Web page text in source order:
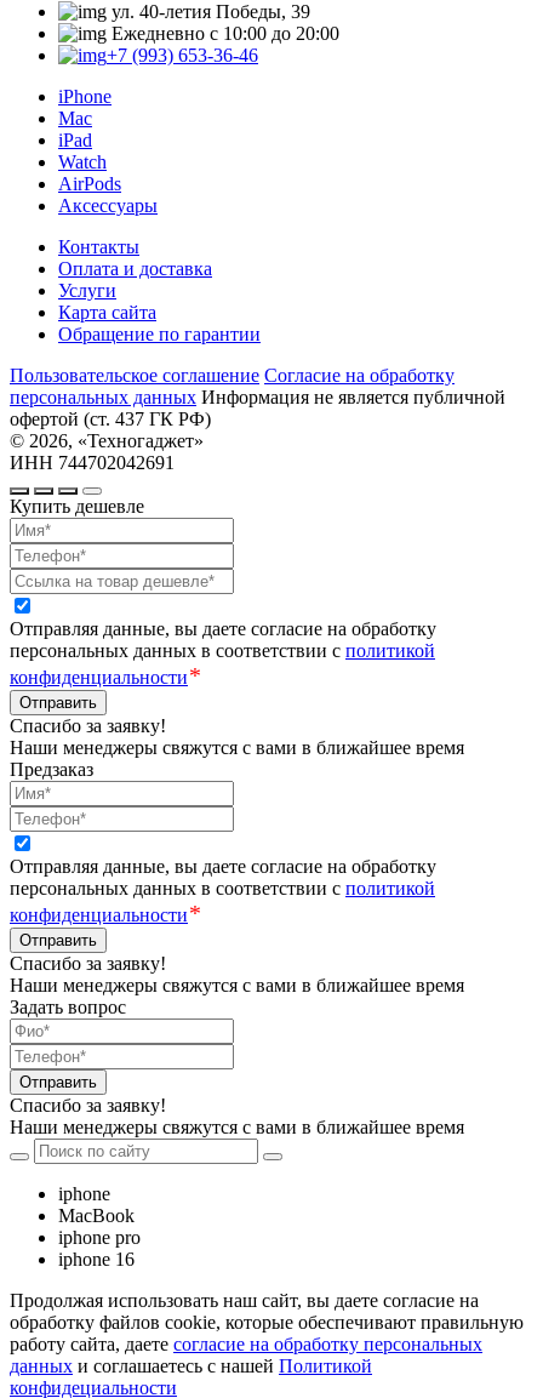
ул. 40-летия Победы, 39
Ежедневно с 10:00 до 20:00
+7 (993) 653-36-46
iPhone
Mac
iPad
Watch
AirPods
Аксессуары
Контакты
Оплата и доставка
Услуги
Карта сайта
Обращение по гарантии
Пользовательское соглашение Cогласие на обработку
персональных данных Информация не является публичной
офертой (ст. 437 ГК РФ)
© 2026, «Техногаджет»
ИНН 744702042691
Купить дешевле
Отправляя данные, вы даете согласие на обработку
персональных данных в соответствии с политикой
конфиденциальности*
Отправить
Спасибо за заявку!
Наши менеджеры свяжутся с вами в ближайшее время
Предзаказ
Отправляя данные, вы даете согласие на обработку
персональных данных в соответствии с политикой
конфиденциальности*
Отправить
Спасибо за заявку!
Наши менеджеры свяжутся с вами в ближайшее время
Задать вопрос
Отправить
Спасибо за заявку!
Наши менеджеры свяжутся с вами в ближайшее время
iphone
MacBook
iphone pro
iphone 16
Продолжая использовать наш сайт, вы даете согласие на
обработку файлов cookie, которые обеспечивают правильную
работу сайта, даете согласие на обработку персональных
данных и соглашаетесь с нашей Политикой
конфидециальности